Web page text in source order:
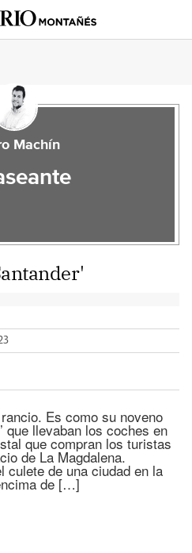
Machín
Es como su noveno
que llevaban los coches en
que compran los turistas
de La Magdalena.
culete de una ciudad en la
de […]